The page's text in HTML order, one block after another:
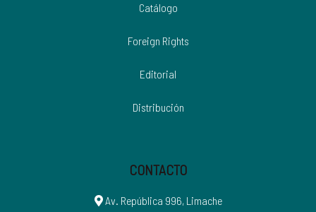
Catálogo
Foreign Rights
Editorial
Distribución
CONTACTO
Av. República 996, Limache